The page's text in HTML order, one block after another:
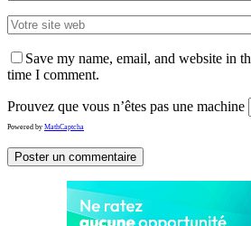
Save my name, email, and website in
time I comment.
Prouvez que vous n’êtes pas une machine
Powered by MathCaptcha